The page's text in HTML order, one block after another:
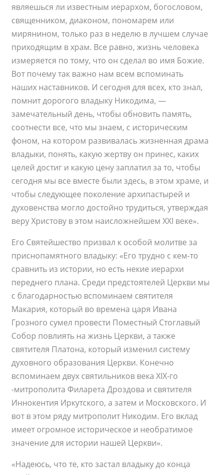
являешься ли известным иерархом, богословом,
священником, диаконом, пономарем или
мирянином, только раз в неделю в лучшем случае
приходящим в храм. Все равно, жизнь человека
измеряется по тому, что он сделал во имя Божие.
Вот почему так важно нам всем вспоминать
наших наставников. И сегодня для всех, кто знал,
помнит дорогого владыку Никодима, —
замечательный день, чтобы обновить память,
соотнести все, что мы знаем, с историческим
фоном, на котором развивалась жизненная драма
владыки, понять, какую жертву он принес, каких
целей достиг и какую цену заплатил за то, чтобы
сегодня мы все вместе были здесь, в этом храме, и
чтобы следующее поколение архипастырей и
духовенства могло достойно трудиться, утверждая
веру Христову в этом наисложнейшем XXI веке».
Его Святейшество призвал к особой молитве за
приснопамятного владыку: «Его трудно с кем-то
сравнить из истории, но есть некие иерархи
переднего плана. Среди предстоятелей Церкви мы
с благодарностью вспоминаем святителя
Макария, который во времена царя Ивана
Грозного сумел провести Поместный Стоглавый
Собор повлиять на жизнь Церкви, а также
святителя Платона, который изменил систему
духовного образования Церкви. Конечно
вспоминаем двух святильников века XIX-го
-митрополита Филарета Дроздова и святителя
Иннокентия Иркутского, а затем и Московского. И
вот в этом ряду митрополит Никодим. Его вклад
имеет огромное историческое и необратимое
значение для истории нашей Церкви».
«Надеюсь, что те, кто застал владыку до конца